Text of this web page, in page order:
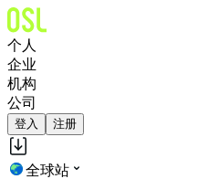
个人
企业
机构
公司
登入 注册
全球站